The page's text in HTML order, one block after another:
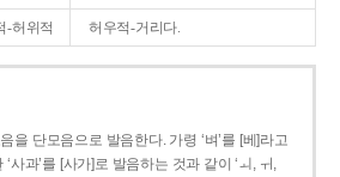
-허위적 허우적-거리다.
을 단모음으로 발음한다. 가령 ‘벼’를 [베]라고
사과’를 [사가]로 발음하는 것과 같이 ‘ㅚ, ㅟ,